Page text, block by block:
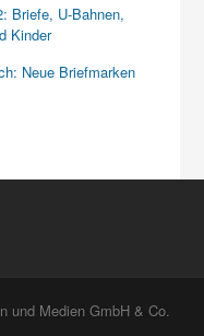
Briefe, U-Bahnen,
Kinder
Neue Briefmarken
und Medien GmbH & Co.